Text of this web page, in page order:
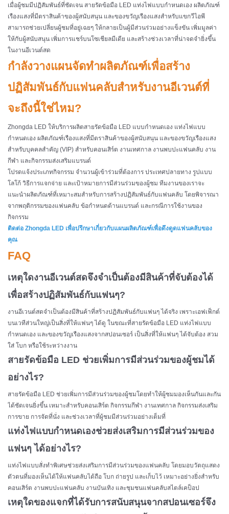
เมื่อผู้ชมมีปฏิสัมพันธ์ที่ชัดเจน สายรัดข้อมือ LED แท่งไฟแบบกำหนดเอง ผลิตภัณฑ์
เรืองแสงที่มีตราสินค้าของผู้สนับสนุน และของขวัญเรืองแสงสำหรับแขกวีไอพี
สามารถช่วยเปลี่ยนผู้ชมที่อยู่เฉยๆ ให้กลายเป็นผู้มีส่วนร่วมอย่างแข็งขัน เพิ่มมูลค่า
ให้กับผู้สนับสนุน เพิ่มการแชร์บนโซเชียลมีเดีย และสร้างช่วงเวลาที่น่าจดจำยิ่งขึ้น
ในงานอีเวนต์สด
กำลังวางแผนจัดทำผลิตภัณฑ์เพื่อสร้าง
ปฏิสัมพันธ์กับแฟนคลับสำหรับงานอีเวนต์ที่
จะถึงนี้ใช่ไหม?
Zhongda LED ให้บริการผลิตสายรัดข้อมือ LED แบบกำหนดเอง แท่งไฟแบบ
กำหนดเอง ผลิตภัณฑ์เรืองแสงที่มีตราสินค้าของผู้สนับสนุน และของขวัญเรืองแสง
สำหรับบุคคลสำคัญ (VIP) สำหรับคอนเสิร์ต งานเทศกาล งานพบปะแฟนคลับ งาน
กีฬา และกิจกรรมส่งเสริมแบรนด์
โปรดแจ้งประเภทกิจกรรม จำนวนผู้เข้าร่วมที่ต้องการ ประเทศปลายทาง รูปแบบ
โลโก้ วิธีการแจกจ่าย และเป้าหมายการมีส่วนร่วมของผู้ชม ทีมงานของเราจะ
แนะนำผลิตภัณฑ์ที่เหมาะสมสำหรับการสร้างปฏิสัมพันธ์กับแฟนคลับ โดยพิจารณา
จากพฤติกรรมของแฟนคลับ ข้อกำหนดด้านแบรนด์ และกรณีการใช้งานของ
กิจกรรม
ติดต่อ Zhongda LED เพื่อปรึกษาเกี่ยวกับแผนผลิตภัณฑ์เพื่อดึงดูดแฟนคลับของ
คุณ
FAQ
เหตุใดงานอีเวนต์สดจึงจำเป็นต้องมีสินค้าที่จับต้องได้
เพื่อสร้างปฏิสัมพันธ์กับแฟนๆ?
งานอีเวนต์สดจำเป็นต้องมีสินค้าที่สร้างปฏิสัมพันธ์กับแฟนๆ ได้จริง เพราะเอฟเฟ็กต์
บนเวทีส่วนใหญ่เป็นสิ่งที่ให้แฟนๆ ได้ดู ในขณะที่สายรัดข้อมือ LED แท่งไฟแบบ
กำหนดเอง และของขวัญเรืองแสงจากสปอนเซอร์ เป็นสิ่งที่ให้แฟนๆ ได้จับต้อง สวม
ใส่ โบก หรือใช้ระหว่างงาน
สายรัดข้อมือ LED ช่วยเพิ่มการมีส่วนร่วมของผู้ชมได้
อย่างไร?
สายรัดข้อมือ LED ช่วยเพิ่มการมีส่วนร่วมของผู้ชมโดยทำให้ผู้ชมมองเห็นกันและกัน
ได้ชัดเจนยิ่งขึ้น เหมาะสำหรับคอนเสิร์ต กิจกรรมกีฬา งานเทศกาล กิจกรรมส่งเสริม
การขาย การจัดที่นั่ง และช่วงเวลาที่ผู้ชมมีส่วนร่วมอย่างเต็มที่
แท่งไฟแบบกำหนดเองช่วยส่งเสริมการมีส่วนร่วมของ
แฟนๆ ได้อย่างไร?
แท่งไฟแบบสั่งทำพิเศษช่วยส่งเสริมการมีส่วนร่วมของแฟนคลับ โดยมอบวัตถุแสดง
ตัวตนที่มองเห็นได้ให้แฟนคลับได้ถือ โบก ถ่ายรูป และเก็บไว้ เหมาะอย่างยิ่งสำหรับ
คอนเสิร์ต งานพบปะแฟนคลับ งานบันเทิง และชุมชนแฟนคลับสไตล์เคป็อป
เหตุใดของแจกที่ได้รับการสนับสนุนจากสปอนเซอร์จึง